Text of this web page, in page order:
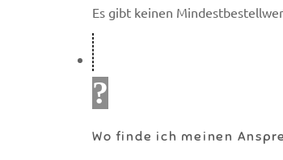
Es gibt keinen
Wo finde ich meinen